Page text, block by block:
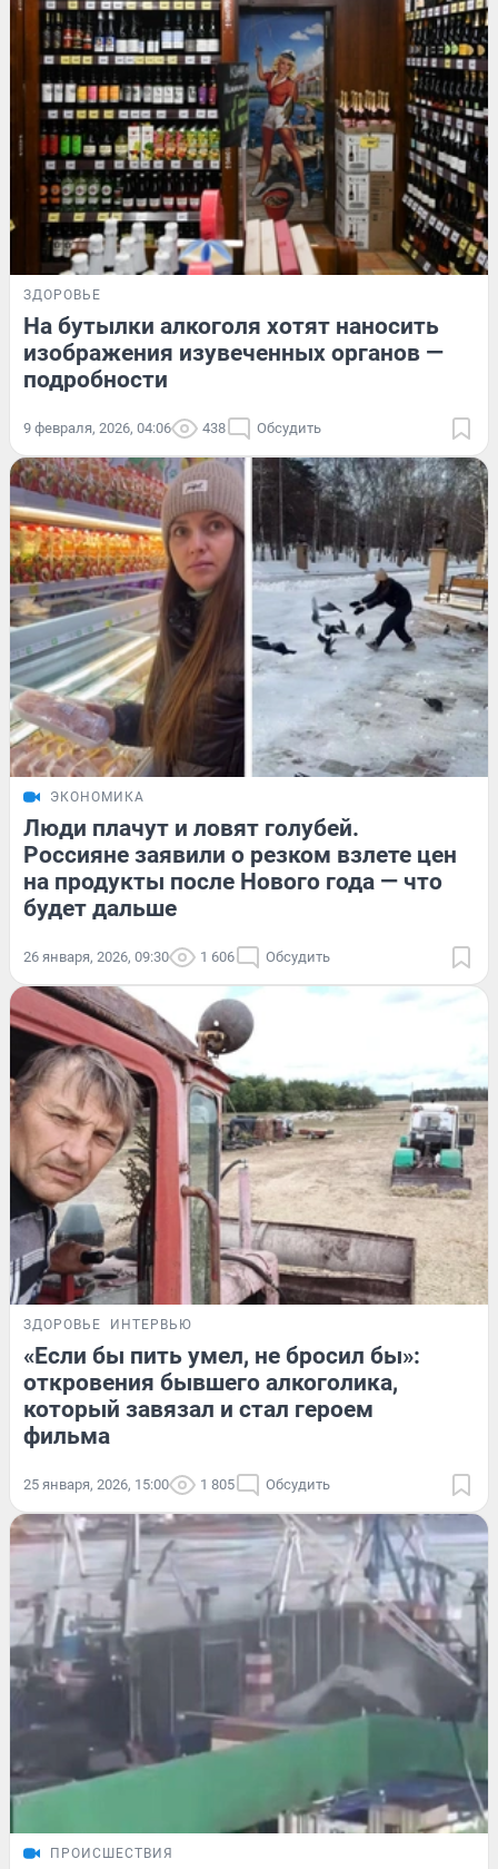
ЗДОРОВЬЕ
На бутылки алкоголя хотят наносить
изображения изувеченных органов —
подробности
9 февраля, 2026, 04:06 438 Обсудить
ЭКОНОМИКА
Люди плачут и ловят голубей.
Россияне заявили о резком взлете цен
на продукты после Нового года — что
будет дальше
26 января, 2026, 09:30 1 606 Обсудить
ЗДОРОВЬЕ ИНТЕРВЬЮ
«Если бы пить умел, не бросил бы»:
откровения бывшего алкоголика,
который завязал и стал героем
фильма
25 января, 2026, 15:00 1 805 Обсудить
ПРОИСШЕСТВИЯ